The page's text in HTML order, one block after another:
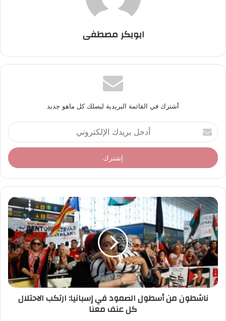
ابوبكر مصطفى
أشترك في القائمة البريدية ليصلك كل ماهو جديد
أ
د
خ
ل
ر
د
ك
ا
ل
إ
ل
ك
ت
ر
ناشطون من أسطول الصمود في إسبانيا: ارتكب الاحتلال
كل عنف معنا